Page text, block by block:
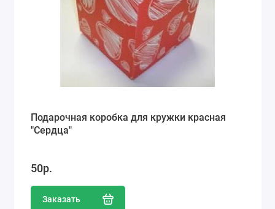
Подарочная коробка для кружки красная
"Сердца"
50р.
Заказать